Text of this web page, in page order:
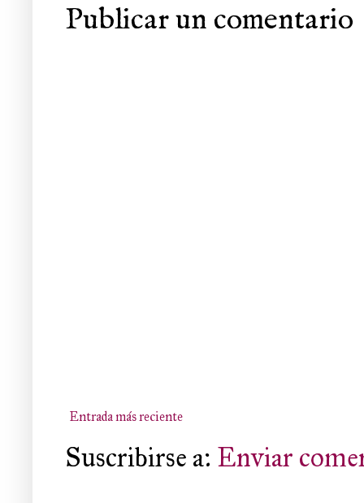
Publicar un comentario
Entrada más reciente
Suscribirse a: Enviar